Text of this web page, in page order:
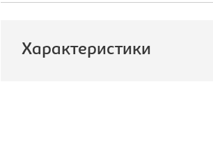
Характеристики